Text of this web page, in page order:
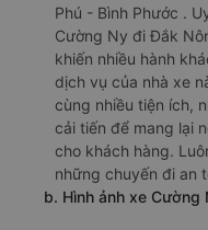
Phú - Bình Phước .
Cường Ny đi Đắk
khiến nhiều hành
dịch vụ của nhà xe
cùng nhiều tiện ích,
cải tiến để mang lại
cho khách hàng.
những chuyến đi an
b. Hình ảnh xe Cường